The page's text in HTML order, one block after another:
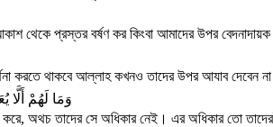
থেকে প্রস্তর বর্ষণ কর কিংবা আমাদের উপর
করতে থাকবে আল্লাহ কখনও তাদের উপর আযাব দেবেন
وَمَا لَهُمْ أَلَّا
অথচ তাদের সে অধিকার নেই। এর অধিকার তো